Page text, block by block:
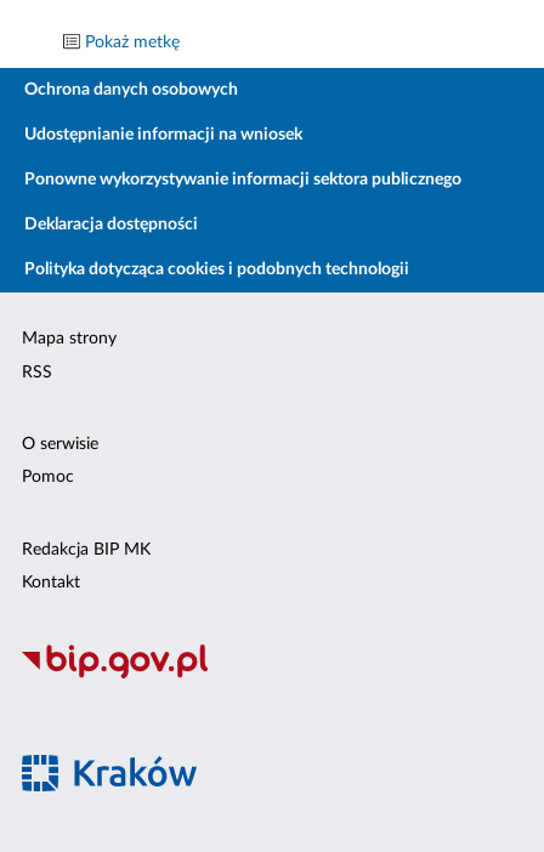
Pokaż metkę
Ochrona danych osobowych
Udostępnianie informacji na wniosek
Ponowne wykorzystywanie informacji sektora publicznego
Deklaracja dostępności
Polityka dotycząca cookies i podobnych technologii
Mapa strony
RSS
O serwisie
Pomoc
Redakcja BIP MK
Kontakt